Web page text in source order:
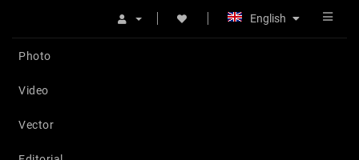
English
Photo
Video
Vector